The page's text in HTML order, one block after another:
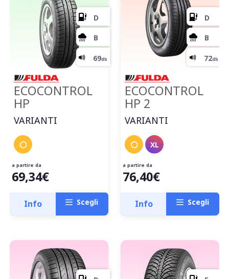
D
C
71
ECOCONTROL
HP
VARIANTI
a partire da
69,34€
Info Scegli
ECOCONTROL
HP 2
VARIANTI
XL
a partire da
76,40€
Info Scegli